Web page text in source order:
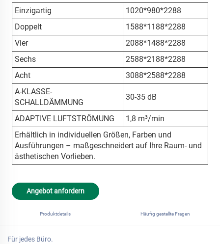
Einzigartig
1020*980*2288
Doppelt
1588*1188*2288
Vier
2088*1488*2288
Sechs
2588*2188*2288
Acht
3088*2588*2288
A-KLASSE-
SCHALLDÄMMUNG
30-35 dB
ADAPTIVE LUFTSTRÖMUNG
1,8 m³/min
Erhältlich in individuellen Größen, Farben und
Ausführungen – maßgeschneidert auf Ihre Raum- und
ästhetischen Vorlieben.
Angebot anfordern
Produktdetails Häufig gestellte Fragen
Für jedes Büro.